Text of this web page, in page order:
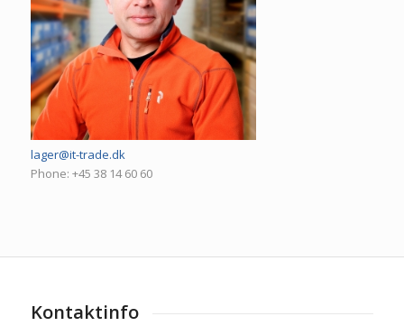
lager@it-trade.dk
Phone: +45 38 14 60 60
Kontaktinfo